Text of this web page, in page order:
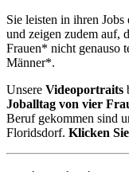
Sie leisten in ihren
und zeigen zudem auf,
Frauen* nicht genauso
Männer*.
Unsere Videoportraits
Joballtag von vier
Beruf gekommen sind
Floridsdorf. Klicken